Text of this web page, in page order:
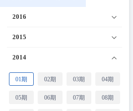
2016
2015
2014
01期 02期 03期 04期
05期 06期 07期 08期